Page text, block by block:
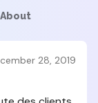
About
28, 2019